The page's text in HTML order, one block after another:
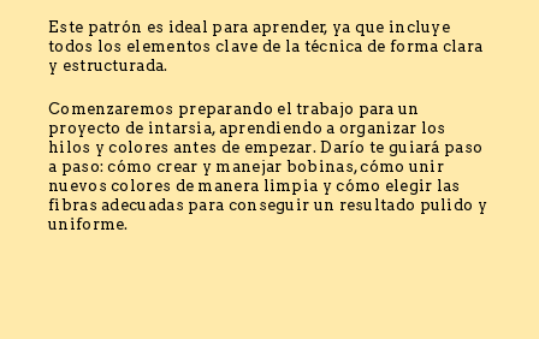
Este patrón es ideal para aprender, ya que incluye
todos los elementos clave de la técnica de forma clara
y estructurada.
Comenzaremos preparando el trabajo para un
proyecto de intarsia, aprendiendo a organizar los
hilos y colores antes de empezar. Darío te guiará paso
a paso: cómo crear y manejar bobinas, cómo unir
nuevos colores de manera limpia y cómo elegir las
fibras adecuadas para conseguir un resultado pulido y
uniforme.